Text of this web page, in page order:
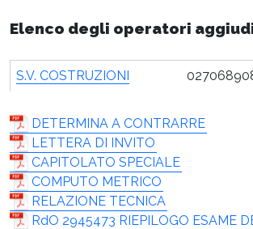
Elenco degli operatori
S.V. COSTRUZIONI
DETERMINA A CONTRARRE
LETTERA DI INVITO
CAPITOLATO SPECIALE
COMPUTO METRICO
RELAZIONE TECNICA
RdO 2945473 RIEPILOGO ESAME